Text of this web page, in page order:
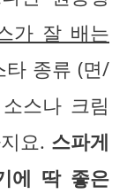
가 잘 배는
타 종류 (면/
스나 크림
요. 스파게
에 딱 좋은